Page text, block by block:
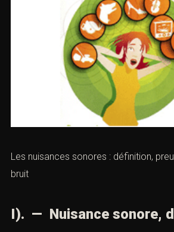
Les nuisances sonores : définition,
bruit
I). — Nuisance sonore,